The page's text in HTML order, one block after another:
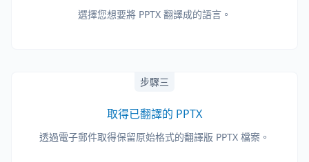
選擇您想要將 PPTX 翻譯成的語言。
步驟三
取得已翻譯的 PPTX
透過電子郵件取得保留原始格式的翻譯版 PPTX 檔案。